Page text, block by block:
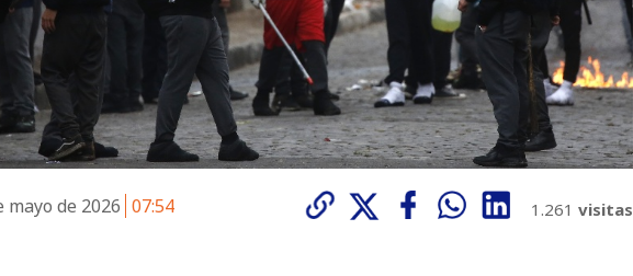
mayo de 2026 07:54 1.261 visitas